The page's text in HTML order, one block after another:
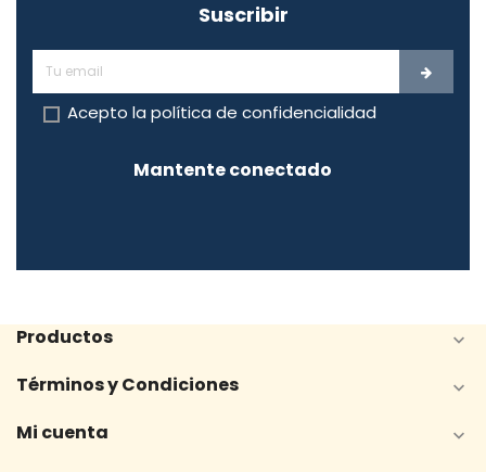
Suscribir
Acepto la política de confidencialidad
Mantente conectado
Productos 
Términos y Condiciones 
Mi cuenta 